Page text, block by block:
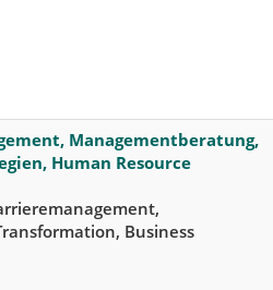
Managementberatung,
Human Resource
Business